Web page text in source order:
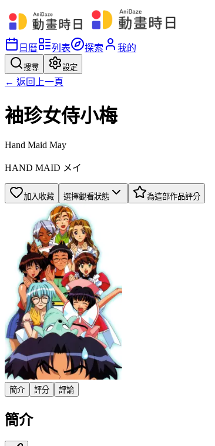
日曆 列表 探索 我的
搜尋 設定
← 返回上一頁
袖珍女侍小梅
Hand Maid May
HAND MAID メイ
加入收藏 選擇觀看狀態 為這部作品評分
簡介 評分 評論
簡介